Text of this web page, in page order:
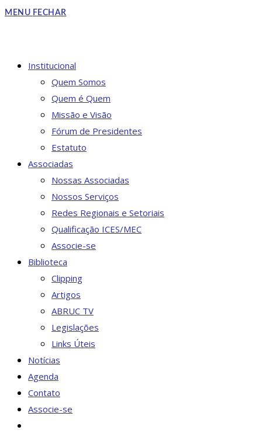
MENU FECHAR
Institucional
Quem Somos
Quem é Quem
Missão e Visão
Fórum de Presidentes
Estatuto
Associadas
Nossas Associadas
Nossos Serviços
Redes Regionais e Setoriais
Qualificação ICES/MEC
Associe-se
Biblioteca
Clipping
Artigos
ABRUC TV
Legislações
Links Úteis
Notícias
Agenda
Contato
Associe-se